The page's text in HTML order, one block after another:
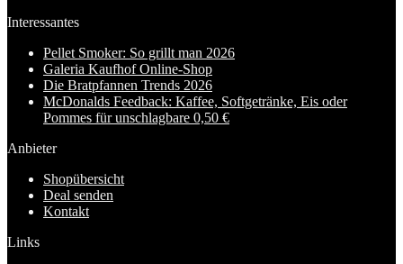
Interessantes
Pellet Smoker: So grillt man 2026
Galeria Kaufhof Online-Shop
Die Bratpfannen Trends 2026
McDonalds Feedback: Kaffee, Softgetränke, Eis oder
Pommes für unschlagbare 0,50 €
Anbieter
Shopübersicht
Deal senden
Kontakt
Links